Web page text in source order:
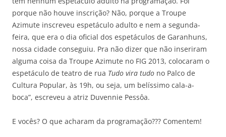
porque não houve inscrição? Não, porque a Troupe
Azimute inscreveu espetáculo adulto e nem a segunda-
feira, que era o dia oficial dos espetáculos de Garanhuns,
nossa cidade conseguiu. Pra não dizer que não inseriram
alguma coisa da Troupe Azimute no FIG 2013, colocaram o
espetáculo de teatro de rua Tudo vira tudo no Palco de
Cultura Popular, às 19h, ou seja, um belíssimo cala-a-
boca”, escreveu a atriz Duvennie Pessôa.
E vocês? O que acharam da programação??? Comentem!